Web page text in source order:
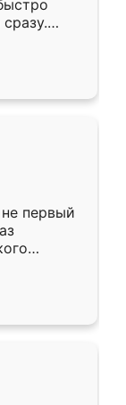
к
даже
первый
раз
из